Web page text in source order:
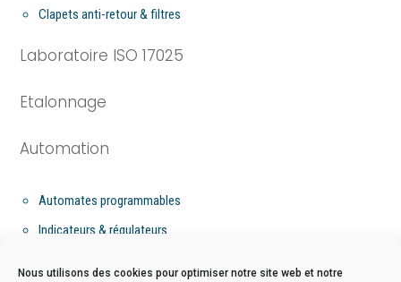
Nous utilisons des cookies pour optimiser notre site web et notre
Clapets anti-retour & filtres
Laboratoire ISO 17025
Etalonnage
Automation
Automates programmables
Indicateurs & régulateurs